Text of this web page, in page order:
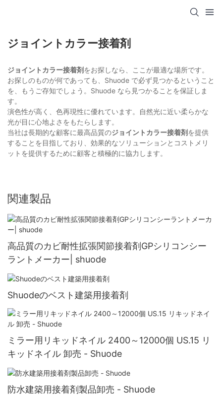
ジョイントカラー接着剤
ジョイントカラー接着剤をお探しなら、ここが最適な場所です。
お探しのものが何であっても、Shuode で必ず見つかるということ
を、もうご存知でしょう。Shuode なら見つかることを保証しま
す。
演色性が高く、色再現性に優れています。自然光に近い柔らかな
光が目に心地よさをもたらします。
当社は長期的な顧客に最高品質のジョイントカラー接着剤を提供
することを目指しており、効果的なソリューションとコストメリ
ットを提供するために顧客と積極的に協力します。
関連製品
高品質のカビ耐性拡張関節接着剤GPシリコンシー
ラントメーカー| shuode
Shuodeのベスト建築用接着剤
ミラー用リキッドネイル 2400～12000個 US.15 リ
キッドネイル 卸売 - Shuode
防水建築用接着剤製品卸売 - Shuode